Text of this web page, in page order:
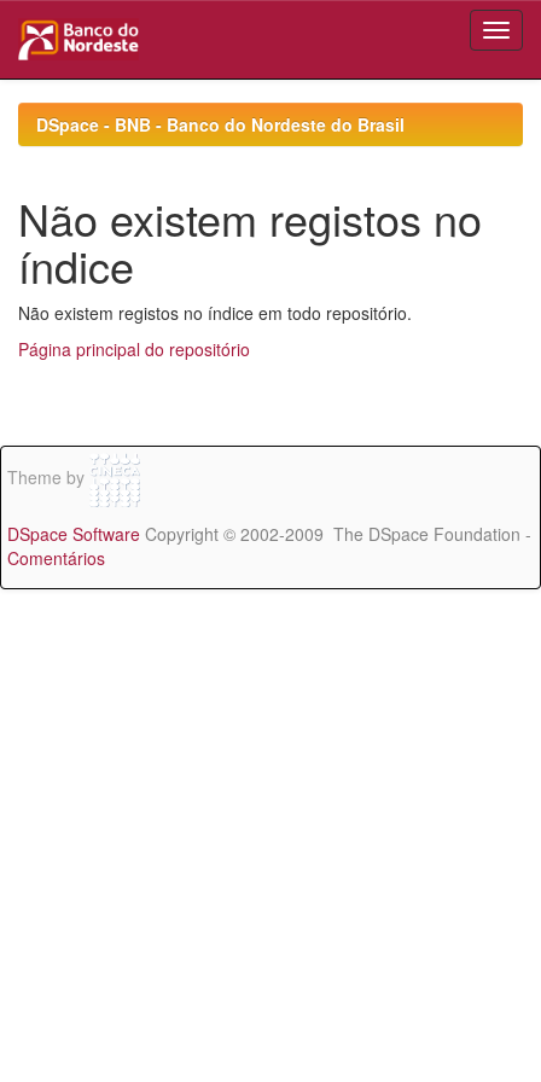
navigationDSpace - BNB - Banco do Nordeste do Brasil
Não existem registos no
índice
Não existem registos no índice em todo repositório.
Página principal do repositório
Theme by
DSpace Software Copyright © 2002-2009 The DSpace Foundation -
Comentários